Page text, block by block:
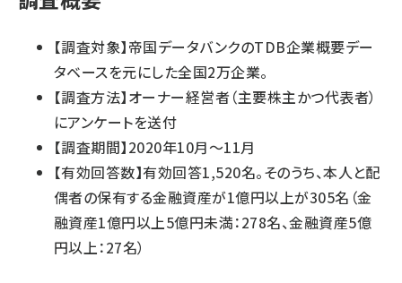
【調査対象】帝国データバンクのTDB企業概要デー
タベースを元にした全国2万企業。
【調査方法】オーナー経営者（主要株主かつ代表者）
にアンケートを送付
【調査期間】2020年10月～11月
【有効回答数】有効回答1,520名。そのうち、本人と配
偶者の保有する金融資産が1億円以上が305名（金
融資産1億円以上5億円未満：278名、金融資産5億
円以上：27名）